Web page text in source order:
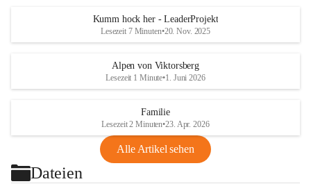
Kumm hock her - LeaderProjekt
Lesezeit 7 Minuten•20. Nov. 2025
Alpen von Viktorsberg
Lesezeit 1 Minute•1. Juni 2026
Familie
Lesezeit 2 Minuten•23. Apr. 2026
Alle Artikel sehen
Dateien